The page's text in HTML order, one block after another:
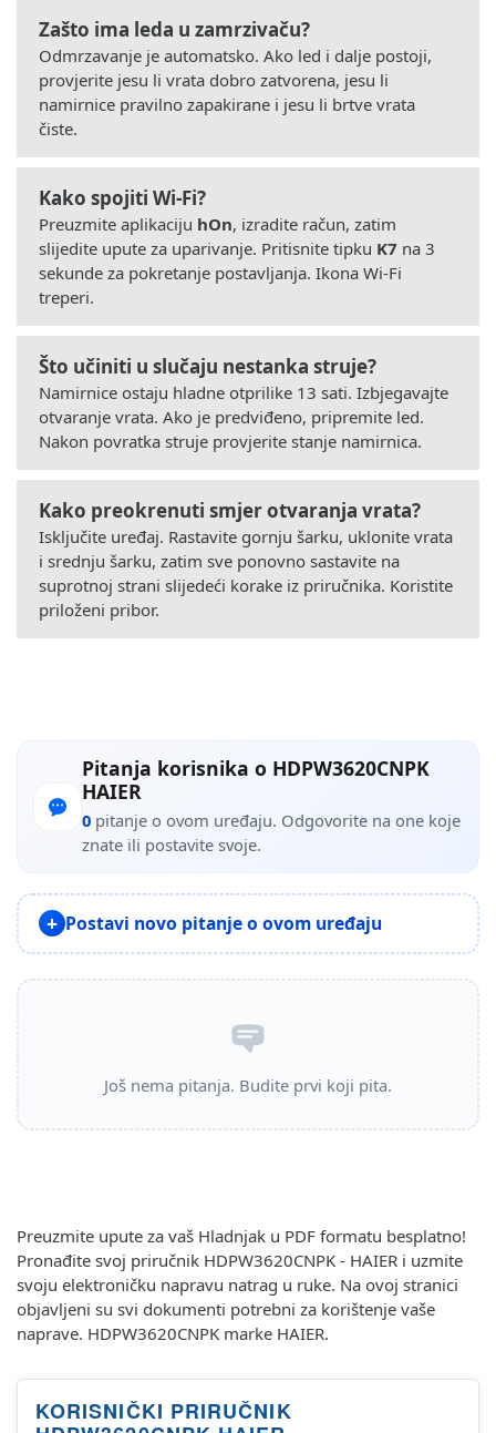
Zašto ima leda u zamrzivaču?
Odmrzavanje je automatsko. Ako led i dalje postoji,
provjerite jesu li vrata dobro zatvorena, jesu li
namirnice pravilno zapakirane i jesu li brtve vrata
čiste.
Kako spojiti Wi-Fi?
Preuzmite aplikaciju hOn, izradite račun, zatim
slijedite upute za uparivanje. Pritisnite tipku K7 na 3
sekunde za pokretanje postavljanja. Ikona Wi-Fi
treperi.
Što učiniti u slučaju nestanka struje?
Namirnice ostaju hladne otprilike 13 sati. Izbjegavajte
otvaranje vrata. Ako je predviđeno, pripremite led.
Nakon povratka struje provjerite stanje namirnica.
Kako preokrenuti smjer otvaranja vrata?
Isključite uređaj. Rastavite gornju šarku, uklonite vrata
i srednju šarku, zatim sve ponovno sastavite na
suprotnoj strani slijedeći korake iz priručnika. Koristite
priloženi pribor.
Pitanja korisnika o HDPW3620CNPK
HAIER
0 pitanje o ovom uređaju. Odgovorite na one koje
znate ili postavite svoje.
Postavi novo pitanje o ovom uređaju
Još nema pitanja. Budite prvi koji pita.
Preuzmite upute za vaš Hladnjak u PDF formatu besplatno!
Pronađite svoj priručnik HDPW3620CNPK - HAIER i uzmite
svoju elektroničku napravu natrag u ruke. Na ovoj stranici
objavljeni su svi dokumenti potrebni za korištenje vaše
naprave. HDPW3620CNPK marke HAIER.
KORISNIČKI PRIRUČNIK